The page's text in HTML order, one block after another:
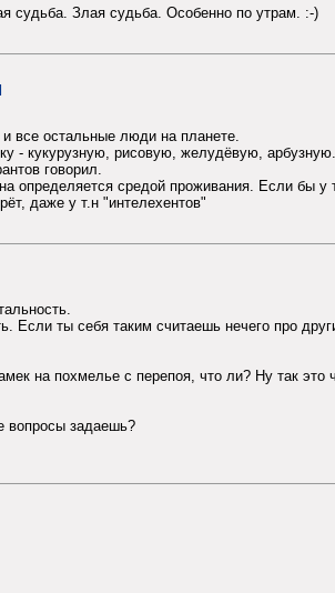
судьба. Злая судьба. Особенно по утрам. :-)
и все остальные люди на планете.
- кукурузную, рисовую, желудёвую, арбузную.
говорил.
определяется средой проживания. Если бы
даже у т.н "интелехентов"
Если ты себя таким считаешь нечего про
на похмелье с перепоя, что ли? Ну так это
вопросы задаешь?